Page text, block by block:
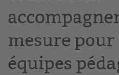
mesure pour
équipes